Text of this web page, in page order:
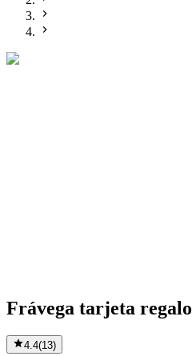
Frávega tarjeta regalo
4.4(13)